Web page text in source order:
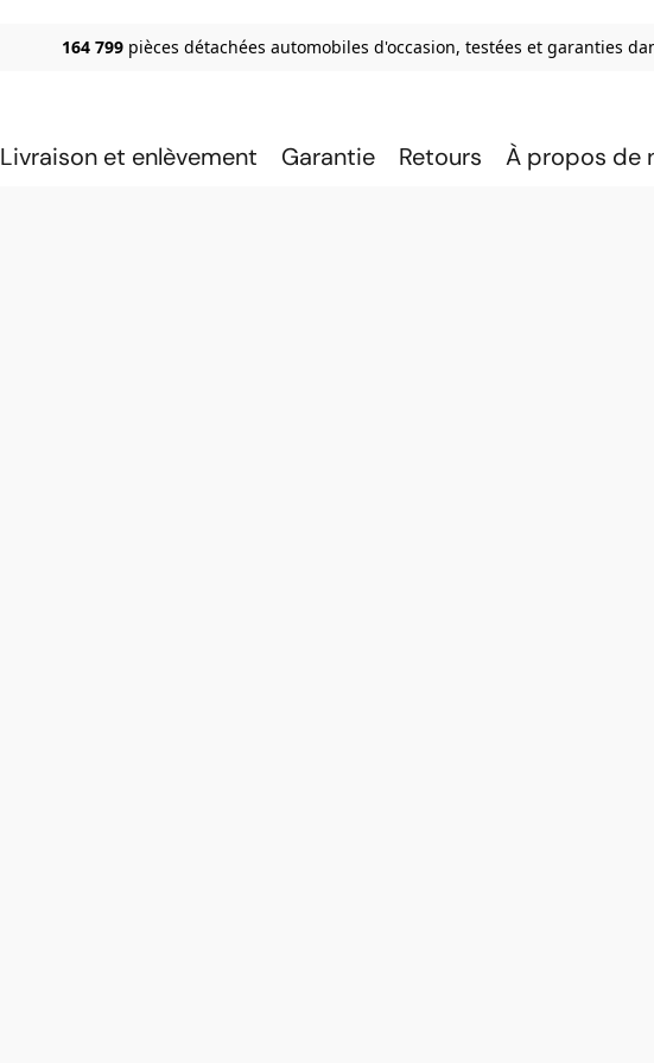
164 799 pièces détachées automobiles d'occasion, testées et garanties
Livraison et enlèvement Garantie Retours À propos de